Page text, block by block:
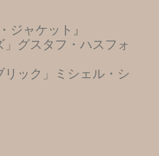
ジャケット』
」グスタフ・ハスフォ
リック」ミシェル・シ